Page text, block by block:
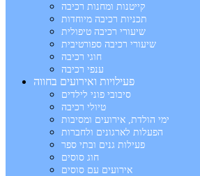
קייטנות ומחנות רכיבה
תכניות רכיבה מיוחדות
שיעורי רכיבה טיפולית
שיעורי רכיבה ספורטיבית
חוגי רכיבה
ענפי רכיבה
פעילויות ואירועים בחווה
סיבובי פוני לילדים
טיולי רכיבה
ימי הולדת, אירועים ומסיבות
הפעלות לארגונים ולחברות
פעילות גנים ובתי ספר
חוג סוסים
אירועים עם סוסים